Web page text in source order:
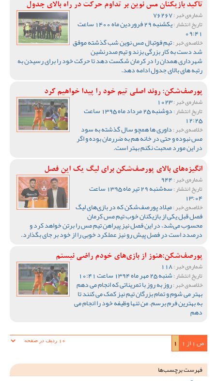
تاکید بازیکنان مس نوین بر تداوم حرکت در راه بالای جدول
شماره‌ی خبر :
تاریخ انتشار : یکشنبه 29 فروردین ماه 1400 ساعت
09:41
خلاصه‌ی خبر :تیم فوتبال مس نوین شب گذشته موفق
شد دست به کار بزرگی بزند و تیم صدرنشین
شهرداری همدان را در کرمان شکست دهد تا حرکت خود را برای رسیدن به
رتبه های بالای جدول ادامه دهد.
پورصف‌شکن: روند اصلی تیم خود را پیدا خواهیم کرد
شماره‌ی خبر :
تاریخ انتشار : دوشنبه 25 مرداد ماه 1395 ساعت
12:25
خلاصه‌ی خبر :داوری ها همچو سال گذشته به سود
مس نبوده و حتی در خانه هم به ضررمان بوده و اگر
در این مورد صحبت نکنم بهتر است.
انگیزه‌های بالای پورصف‌شکن برای لیگ یک این فصل
شماره‌ی خبر :
تاریخ انتشار : سه‌شنبه 29 تیر ماه 1395 ساعت
13:04
خلاصه‌ی خبر :میلاد پورصف‌شکن که در بازی‌های لیگ
فصل قبل یکی از بازیکنان خوب تیم مس کرمان
محسوب می‌شد، در این فصل نیز پیراهن تیم مس را برتن خواهد کرد و
درصدد است در فصل پیش رو نیز عملکرد خوبی را از خود بر جای بگذارد.
پورصف‌شکن:هنوز از بازی‌های خودم راضی نیستم
شماره‌ی خبر :
تاریخ انتشار :شنبه 25 مهر ماه 1394 ساعت 10:41
خلاصه‌ی خبر :روز به روز با تمریناتی که انجام می دهم
بهتر می شوم و تمام بزرگان تیم نیز کمک می کنند تا
به بهترین فرم برسم. من تنها وظیفه خود را انجام می
دهم
ص 1 از 1 1
فهرست برچسب‌ها